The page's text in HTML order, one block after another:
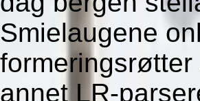
Smielaugene
annet LR-